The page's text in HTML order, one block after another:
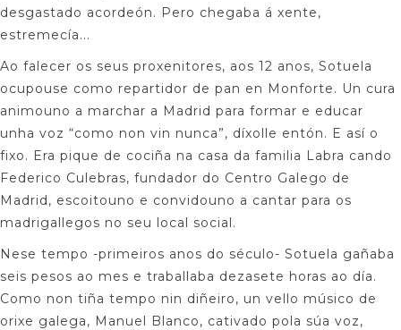
desgastado acordeón. Pero chegaba á xente,
estremecía...
Ao falecer os seus proxenitores, aos 12 anos, Sotuela
ocupouse como repartidor de pan en Monforte. Un cura
animouno a marchar a Madrid para formar e educar
unha voz “como non vin nunca”, díxolle entón. E así o
fixo. Era pique de cociña na casa da familia Labra cando
Federico Culebras, fundador do Centro Galego de
Madrid, escoitouno e convidouno a cantar para os
madrigallegos no seu local social.
Nese tempo -primeiros anos do século- Sotuela gañaba
seis pesos ao mes e traballaba dezasete horas ao día.
Como non tiña tempo nin diñeiro, un vello músico de
orixe galega, Manuel Blanco, cativado pola súa voz,